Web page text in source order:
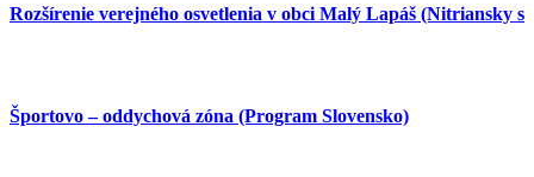
Rozšírenie verejného osvetlenia v obci Malý Lapáš (Nitriansky
Športovo – oddychová zóna (Program Slovensko)